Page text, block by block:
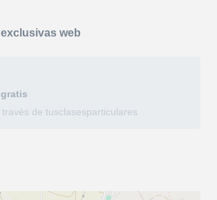
web
gratis
de tusclasesparticulares